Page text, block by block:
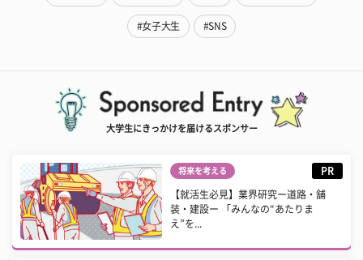
#女子大生 #SNS
大学生にきっかけを届けるスポンサー
将来を考える PR
【就活生必見】業界研究ー道路・舗
装・建設ー 「みんなの“あたりま
え”を...